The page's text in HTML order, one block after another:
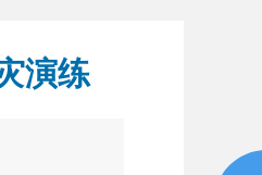
演练